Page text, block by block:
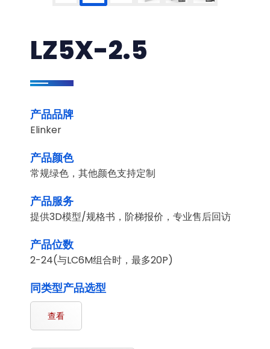
LZ5X-2.5
产品品牌
Elinker
产品颜色
常规绿色，其他颜色支持定制
产品服务
提供3D模型/规格书，阶梯报价，专业售后回访
产品位数
2-24(与LC6M组合时，最多20P)
同类型产品选型
查看